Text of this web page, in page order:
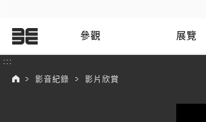
參觀 展覽
:::
影音紀錄 影片欣賞